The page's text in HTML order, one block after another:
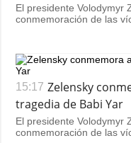
El presidente Volodymyr
conmemoración de las
15:17 Zelensky
tragedia de Babi Yar
El presidente Volodymyr
conmemoración de las